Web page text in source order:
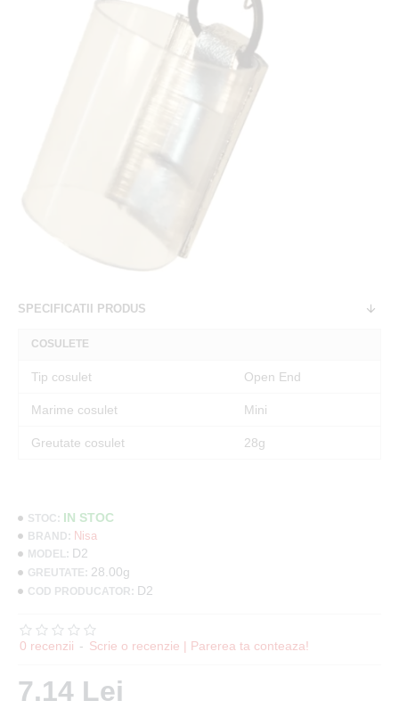
SPECIFICATII PRODUS
COSULETE
Tip cosulet Open End
Marime cosulet Mini
Greutate cosulet 28g
STOC: IN STOC
BRAND: Nisa
MODEL: D2
GREUTATE: 28.00g
COD PRODUCATOR: D2
0 recenzii - Scrie o recenzie | Parerea ta conteaza!
7.14 Lei